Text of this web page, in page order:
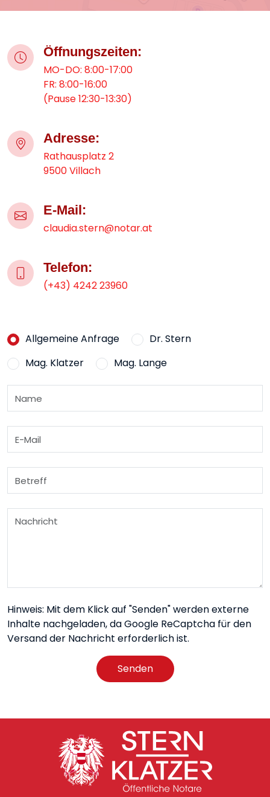
Öffnungszeiten:
MO-DO: 8:00-17:00
FR: 8:00-16:00
(Pause 12:30-13:30)
Adresse:
Rathausplatz 2
9500 Villach
E-Mail:
claudia.stern@notar.at
Telefon:
(+43) 4242 23960
Allgemeine Anfrage
Dr. Stern
Mag. Klatzer
Mag. Lange
Hinweis: Mit dem Klick auf "Senden" werden externe
Inhalte nachgeladen, da Google ReCaptcha für den
Versand der Nachricht erforderlich ist.
Senden